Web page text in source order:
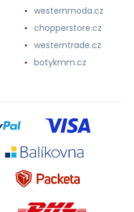
westernmoda.cz
chopperstore.cz
westerntrade.cz
botykmm.cz